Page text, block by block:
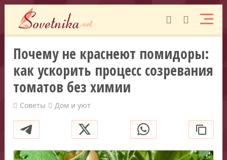
Почему не краснеют помидоры:
как ускорить процесс созревания
томатов без химии
Советы Дом и уют